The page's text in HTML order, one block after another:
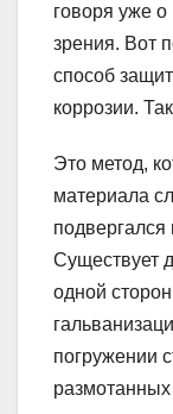
говоря уже о
зрения. Вот
способ
коррозии.
Это метод,
материала
Существует
одной
погружении